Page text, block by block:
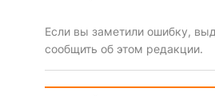
Если вы заметили ошибку,
сообщить об этом редакции.